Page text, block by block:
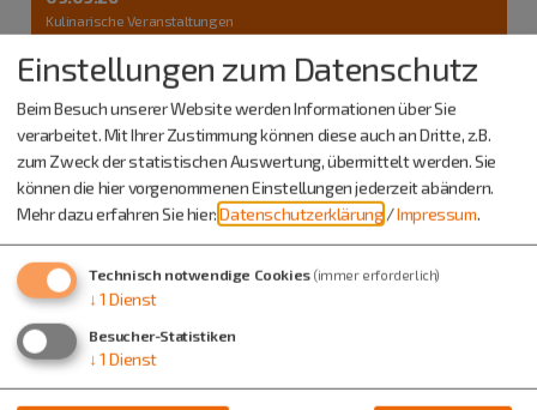
Kulinarische Veranstaltungen
Schlachtschüsselessen
Einstellungen zum Datenschutz
Beim Besuch unserer Website werden Informationen über Sie
verarbeitet. Mit Ihrer Zustimmung können diese auch an Dritte, z.B.
zum Zweck der statistischen Auswertung, übermittelt werden. Sie
können die hier vorgenommenen Einstellungen jederzeit abändern.
Mehr dazu erfahren Sie hier:Datenschutzerklärung /Impressum.
Technisch notwendige Cookies (immer erforderlich)
↓ 1 Dienst
Besucher-Statistiken
↓ 1 Dienst